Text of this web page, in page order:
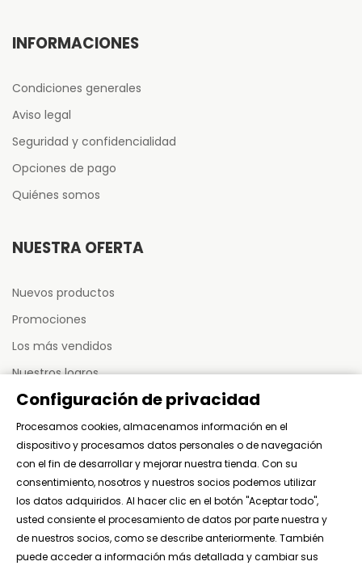
INFORMACIONES
Condiciones generales
Aviso legal
Seguridad y confidencialidad
Opciones de pago
Quiénes somos
NUESTRA OFERTA
Nuevos productos
Promociones
Los más vendidos
Nuestros logros
Sitemap
MI CUENTA
Mis pedidos
Mis activos
Mi información personal
Configuración de privacidad
Procesamos cookies, almacenamos información en el
dispositivo y procesamos datos personales o de navegación
con el fin de desarrollar y mejorar nuestra tienda. Con su
consentimiento, nosotros y nuestros socios podemos utilizar
los datos adquiridos. Al hacer clic en el botón "Aceptar todo",
usted consiente el procesamiento de datos por parte nuestra y
de nuestros socios, como se describe anteriormente. También
puede acceder a información más detallada y cambiar sus